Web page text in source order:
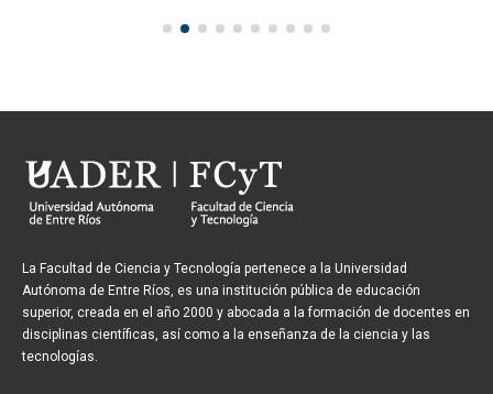
La Facultad de Ciencia y Tecnología pertenece a la Universidad
Autónoma de Entre Ríos, es una institución pública de educación
superior, creada en el año 2000 y abocada a la formación de docentes en
disciplinas científicas, así como a la enseñanza de la ciencia y las
tecnologías.